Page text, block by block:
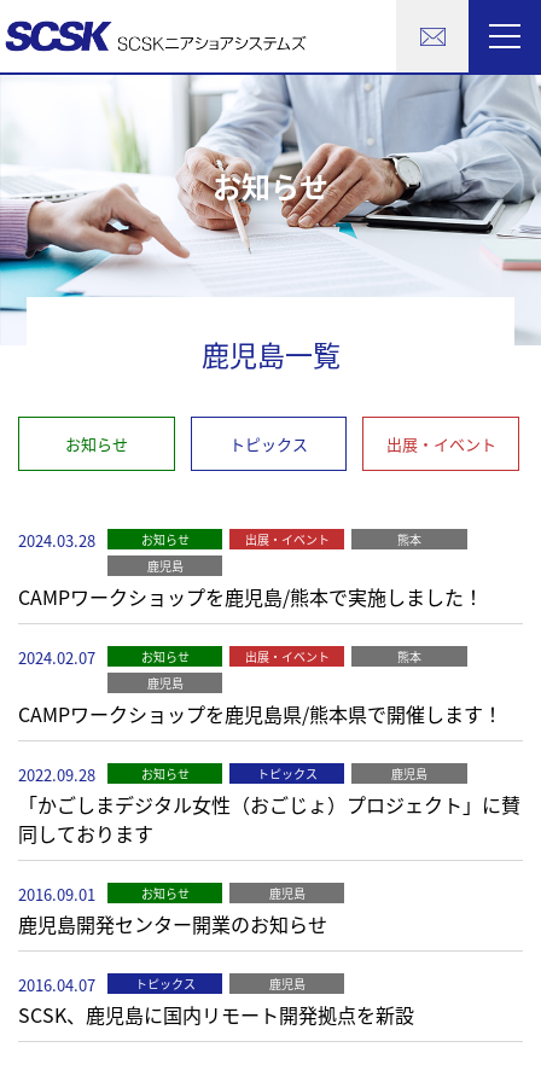
お知らせ
鹿児島一覧
お知らせ トピックス 出展・イベント
2024.03.28 お知らせ 出展・イベント
熊本
鹿児島
CAMPワークショップを鹿児島/熊本で実施しました！
2024.02.07 お知らせ 出展・イベント
熊本
鹿児島
CAMPワークショップを鹿児島県/熊本県で開催します！
2022.09.28 お知らせ トピックス 鹿児島
「かごしまデジタル女性（おごじょ）プロジェクト」に賛
同しております
2016.09.01 お知らせ 鹿児島
鹿児島開発センター開業のお知らせ
2016.04.07 トピックス 鹿児島
SCSK、鹿児島に国内リモート開発拠点を新設